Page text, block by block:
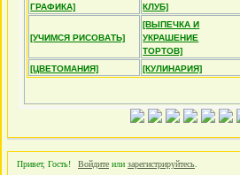
ГРАФИКА]
КЛУБ]
[УЧИМСЯ РИСОВАТЬ]
[ВЫПЕЧКА И
УКРАШЕНИЕ
ТОРТОВ]
[ЦВЕТОМАНИЯ]
[КУЛИНАРИЯ]
Привет, Гость! Войдите или зарегистрируйтесь